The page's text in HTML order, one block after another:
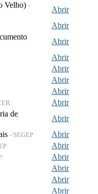
Velho) -
Abrir
Abrir
Abrir
Abrir
Abrir
Abrir
Abrir
Abrir
de
Abrir
- SEGEP
Abrir
Abrir
Abrir
Abrir
Abrir
Abrir